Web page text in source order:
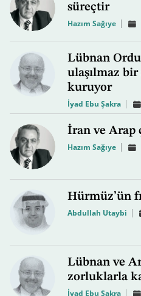
süreçtir
Hazım Sağıye
Lübnan
ulaşılmaz
kuruyor
İyad Ebu Şakra
İran ve Arap
Hazım Sağıye
Hürmüz’ün
Abdullah Utaybi
Lübnan ve
zorluklarla
İyad Ebu Şakra